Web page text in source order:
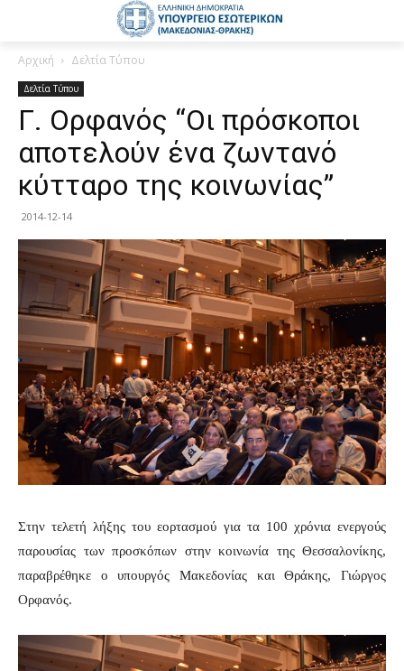
Αρχική Δελτία Τύπου
Δελτία Τύπου
Γ. Ορφανός “Οι πρόσκοποι
αποτελούν ένα ζωντανό
κύτταρο της κοινωνίας”
2014-12-14
Στην τελετή λήξης του εορτασμού για τα 100 χρόνια ενεργούς
παρουσίας των προσκόπων στην κοινωνία της Θεσσαλονίκης,
παραβρέθηκε ο υπουργός Μακεδονίας και Θράκης, Γιώργος
Ορφανός.